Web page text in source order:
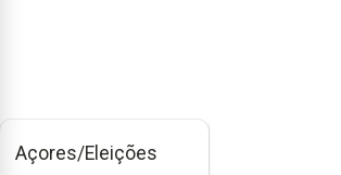
Açores/Eleições